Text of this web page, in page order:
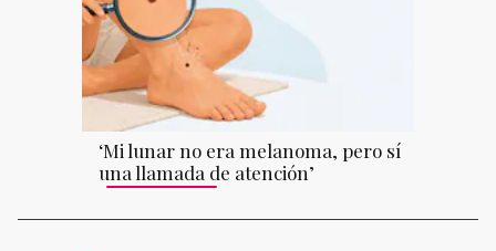
‘Mi lunar no era melanoma, pero sí
una llamada de atención’